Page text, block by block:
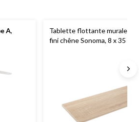
A,
Tablette flottante murale
fini chêne Sonoma, 8 x 35 po